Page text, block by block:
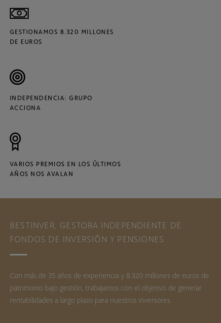
GESTIONAMOS 8.320 MILLONES
DE EUROS
INDEPENDENCIA: GRUPO
ACCIONA
VARIOS PREMIOS EN LOS ÚLTIMOS
AÑOS NOS AVALAN
BESTINVER, GESTORA INDEPENDIENTE DE
FONDOS DE INVERSIÓN Y PENSIONES
Con más de 35 años de experiencia y 8.320 millones de euros de
patrimonio bajo gestión, trabajamos con el objetivo de generar
rentabilidades a largo plazo para nuestros inversores.